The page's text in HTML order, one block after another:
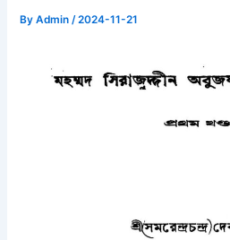
ByAdmin/2024-11-21